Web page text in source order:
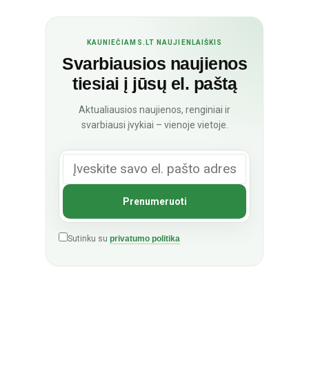
KAUNIEČIAMS.LT NAUJIENLAIŠKIS
Svarbiausios naujienos
tiesiai į jūsų el. paštą
Aktualiausios naujienos, renginiai ir
svarbiausi įvykiai – vienoje vietoje.
Sutinku su privatumo politika